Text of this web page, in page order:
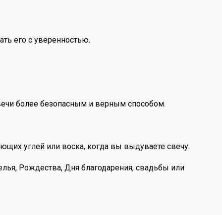
его с уверенностью.
более безопасным и верным способом.
углей или воска, когда вы выдуваете свечу.
Рождества, Дня благодарения, свадьбы или